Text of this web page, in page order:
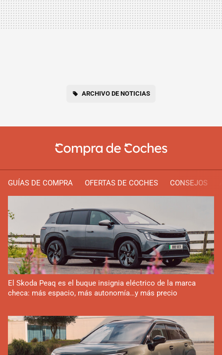
ARCHIVO DE NOTICIAS
GUÍAS DE COMPRA OFERTAS DE COCHES CONSEJOS
El Skoda Peaq es el buque insignia eléctrico de la marca
checa: más espacio, más autonomía…y más precio